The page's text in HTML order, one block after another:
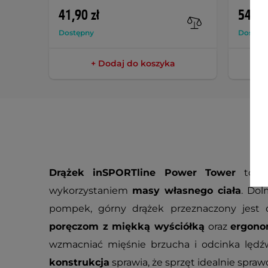
41,90 zł
Dostępny
+ Dodaj do koszyka
Drążek inSPORTline Power Tower to
wykorzystaniem masy własnego ciała.
pompek, górny drążek przeznaczony jest
poręczom z miękką wyściółką oraz
wzmacniać mięśnie brzucha i odcinka
konstrukcja sprawia, że sprzęt idealnie